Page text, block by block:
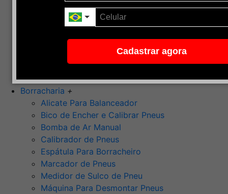
Cadastrar agora
Escovas de Latão
Pasta Para Assentar Válvula
Pedra de Afiar
Ponta Montada (Oxido de Alumínio)
Rebolos
Borracharia +
Alicate Para Balanceador
Bico de Encher e Calibrar Pneus
Bomba de Ar Manual
Calibrador de Pneus
Espátula Para Borracheiro
Marcador de Pneus
Medidor de Sulco de Pneu
Máquina Para Desmontar Pneus